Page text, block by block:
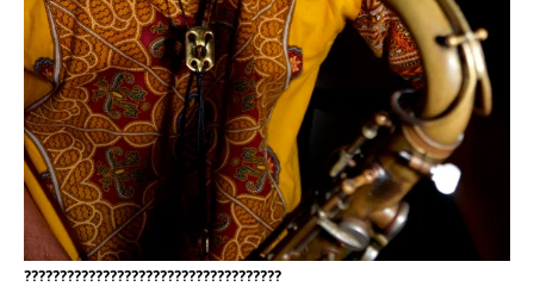
????????????????????????????????????